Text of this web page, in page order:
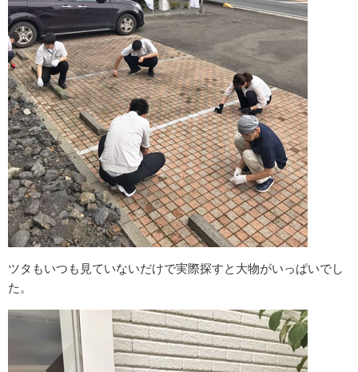
ツタもいつも見ていないだけで実際探すと大物がいっぱいでし
た。